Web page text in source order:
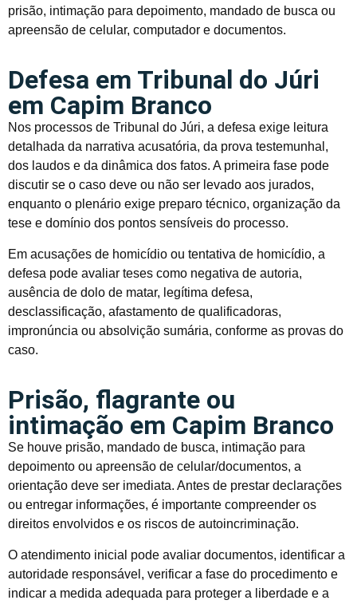
prisão, intimação para depoimento, mandado de busca ou
apreensão de celular, computador e documentos.
Defesa em Tribunal do Júri
em Capim Branco
Nos processos de Tribunal do Júri, a defesa exige leitura
detalhada da narrativa acusatória, da prova testemunhal,
dos laudos e da dinâmica dos fatos. A primeira fase pode
discutir se o caso deve ou não ser levado aos jurados,
enquanto o plenário exige preparo técnico, organização da
tese e domínio dos pontos sensíveis do processo.
Em acusações de homicídio ou tentativa de homicídio, a
defesa pode avaliar teses como negativa de autoria,
ausência de dolo de matar, legítima defesa,
desclassificação, afastamento de qualificadoras,
impronúncia ou absolvição sumária, conforme as provas do
caso.
Prisão, flagrante ou
intimação em Capim Branco
Se houve prisão, mandado de busca, intimação para
depoimento ou apreensão de celular/documentos, a
orientação deve ser imediata. Antes de prestar declarações
ou entregar informações, é importante compreender os
direitos envolvidos e os riscos de autoincriminação.
O atendimento inicial pode avaliar documentos, identificar a
autoridade responsável, verificar a fase do procedimento e
indicar a medida adequada para proteger a liberdade e a